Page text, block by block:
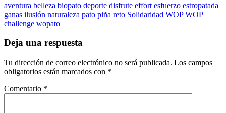
aventura belleza biopato deporte disfrute effort esfuerzo estropatada
ganas ilusión naturaleza pato piña reto Solidaridad WOP WOP
challenge wopato
Deja una respuesta
Tu dirección de correo electrónico no será publicada. Los campos
obligatorios están marcados con *
Comentario *